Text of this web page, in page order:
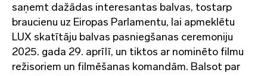
saņemt dažādas interesantas balvas, tostarp
braucienu uz Eiropas Parlamentu, lai apmeklētu
LUX skatītāju balvas pasniegšanas ceremoniju
2025. gada 29. aprīlī, un tiktos ar nominēto filmu
režisoriem un filmēšanas komandām. Balsot par